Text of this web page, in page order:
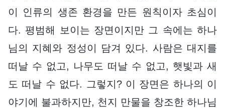
이 인류의 생존 환경을 만든 원칙이자 초심이
다. 평범해 보이는 장면이지만 그 속에는 하나
님의 지혜와 정성이 담겨 있다. 사람은 대지를
떠날 수 없고, 나무도 떠날 수 없고, 햇빛과 새
도 떠날 수 없다. 그렇지? 이 장면은 하나의 이
야기에 불과하지만, 천지 만물을 창조한 하나님